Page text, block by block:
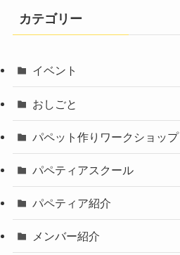
カテゴリー
イベント
おしごと
パペット作りワークショップ
パペティアスクール
パペティア紹介
メンバー紹介